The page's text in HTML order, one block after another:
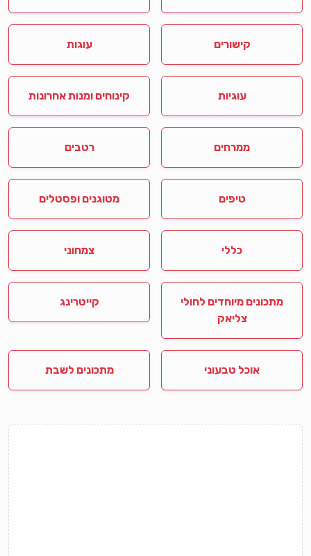
קישורים עוגות
עוגיות קינוחים ומנות אחרונות
ממרחים רטבים
טיפים מטוגנים ופסטלים
כללי צמחוני
מתכונים מיוחדים לחולי
צליאק
קייטרינג
אוכל טבעוני מתכונים לשבת